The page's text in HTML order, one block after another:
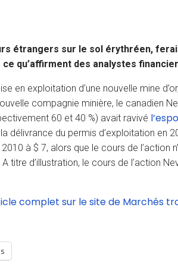
étrangers sur le sol érythréen,
qu’affirment des analystes
en exploitation d’une nouvelle mine
compagnie minière, le canadien
60 et 40 %) avait ravivé
la délivrance du permis d’exploitation en
à $ 7, alors que le cours de l’action
titre d’illustration, le cours de l’action
complet sur le site de Marchés